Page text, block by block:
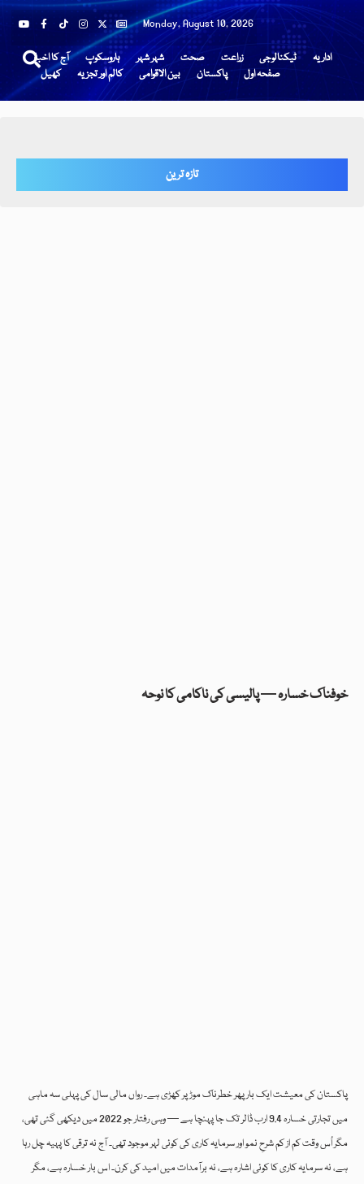
Monday, August 10, 2026
آج کا اخبار ہاروسکوپ شہر شہر صحت زراعت ٹیکنالوجی
اداریہ
کھیل
کالم اور تجزیہ بین الاقوامی پاکستان صفحہ اول
تازہ ترین
خوفناک خسارہ — پالیسی کی ناکامی کا نوحہ
پاکستان کی معیشت ایک بار پھر خطرناک موڑ پر کھڑی ہے۔ رواں مالی سال کی پہلی سہ ماہی
میں تجارتی خسارہ 9.4 ارب ڈالر تک جا پہنچا ہے — وہی رفتار جو 2022 میں دیکھی گئی تھی،
مگر اُس وقت کم از کم شرحِ نمو اور سرمایہ کاری کی کوئی لہر موجود تھی۔ آج نہ ترقی کا پہیہ چل رہا
ہے، نہ سرمایہ کاری کا کوئی اشارہ ہے، نہ برآمدات میں امید کی کرن۔ اس بار خسارہ ہے، مگر